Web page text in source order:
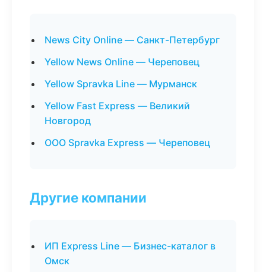
News City Online — Санкт-Петербург
Yellow News Online — Череповец
Yellow Spravka Line — Мурманск
Yellow Fast Express — Великий
Новгород
ООО Spravka Express — Череповец
Другие компании
ИП Express Line — Бизнес-каталог в
Омск